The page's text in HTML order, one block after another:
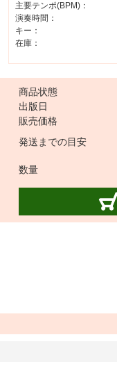
主要テンポ(BPM)：
演奏時間：
キー：
在庫：
商品状態
出版日
販売価格
発送までの目安
数量